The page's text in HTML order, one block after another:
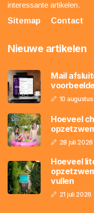
interessante artikelen.
Sitemap
Contact
Nieuwe artikelen
Mail
10
Hoeveel
28 juli 2026
Hoeveel
vullen
21 juli 2026